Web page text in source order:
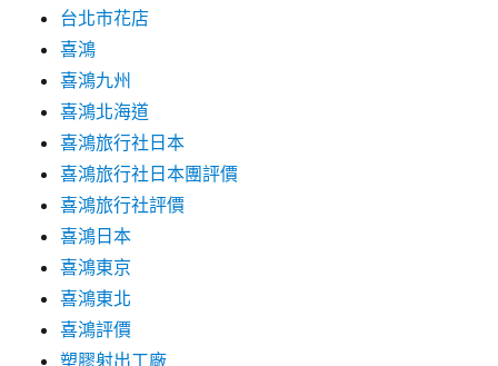
台北市花店
喜鴻
喜鴻九州
喜鴻北海道
喜鴻旅行社日本
喜鴻旅行社日本團評價
喜鴻旅行社評價
喜鴻日本
喜鴻東京
喜鴻東北
喜鴻評價
塑膠射出工廠